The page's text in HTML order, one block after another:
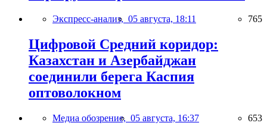
Экспресс-анализ, 05 августа, 18:11 765
Цифровой Средний коридор:
Казахстан и Азербайджан
соединили берега Каспия
оптоволокном
Медиа обозрение, 05 августа, 16:37 653